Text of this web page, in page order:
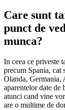
Care sunt
punct de
munca?
In ceea ce priveste
precum Spania,
Olanda, Germania,
aparentelor date de
atunci cand vine
are o multime de